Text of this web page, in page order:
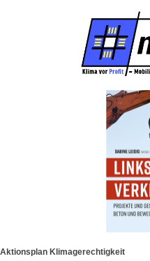
Aktionsplan Klimagerechtigkeit